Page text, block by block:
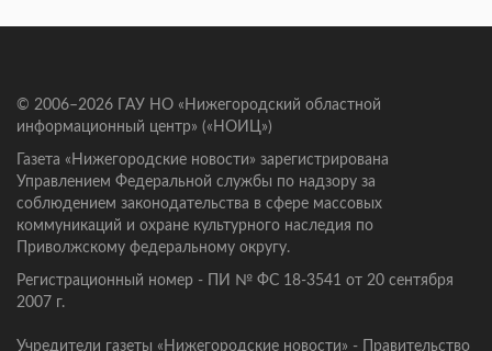
© 2006–2026 ГАУ НО «Нижегородский областной
информационный центр» («НОИЦ»)
Газета «Нижегородские новости» зарегистрирована
Управлением Федеральной службы по надзору за
соблюдением законодательства в сфере массовых
коммуникаций и охране культурного наследия по
Приволжскому федеральному округу.
Регистрационный номер - ПИ № ФС 18-3541 от 20 сентября
2007 г.
Учредители газеты «Нижегородские новости» - Правительство